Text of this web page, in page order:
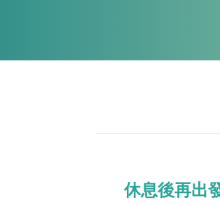
休息後再出